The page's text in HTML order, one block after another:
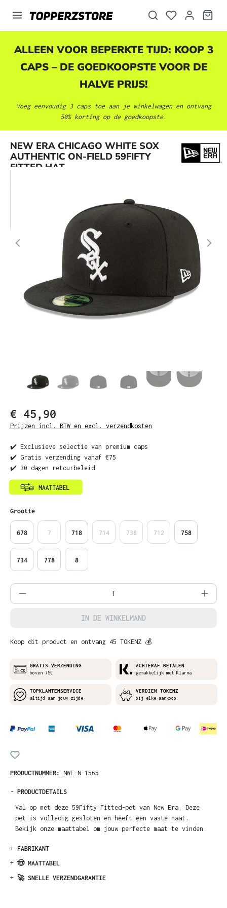
ALLEEN VOOR BEPERKTE TIJD: KOOP 3
CAPS – DE GOEDKOOPSTE VOOR DE
HALVE PRIJS!
Voeg eenvoudig 3 caps toe aan je winkelwagen en ontvang
50% korting op de goedkoopste.
NEW ERA CHICAGO WHITE SOX
AUTHENTIC ON-FIELD 59FIFTY
FITTED HAT
Afbeeldingengalerij overslaan
€ 45,90
Prijzen incl. BTW en excl. verzendkosten
✔️ Exclusieve selectie van premium caps
✔️ Gratis verzending vanaf €75
✔️ 30 dagen retourbeleid
Selecteer
Grootte
678 7 718 714 738 712 758
734 778 8
Producthoeveelheid: Voer de gewenste
IN DE WINKELMAND
Koop dit product en ontvang 45 TOKENZ 💰
GRATIS VERZENDING
boven 75€
ACHTERAF BETALEN
gemakkelijk met Klarna
TOPKLANTENSERVICE
altijd aan jouw zijde
VERDIEN TOKENZ
bij elke aankoop
PRODUCTNUMMER: NWE-N-1565
- PRODUCTDETAILS
Val op met deze 59Fifty Fitted-pet van New Era. Deze
pet is volledig gesloten en heeft een vaste maat.
Bekijk onze maattabel om jouw perfecte maat te vinden.
+ FABRIKANT
+ 🤠 MAATTABEL
+ 🚀 SNELLE VERZENDGARANTIE